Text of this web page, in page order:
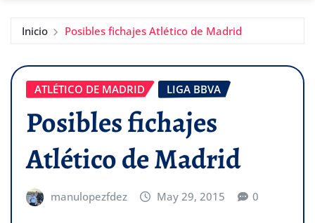
Inicio Posibles fichajes Atlético de Madrid
ATLÉTICO DE MADRID LIGA BBVA
Posibles fichajes
Atlético de Madrid
manulopezfdez May 29, 2015 0